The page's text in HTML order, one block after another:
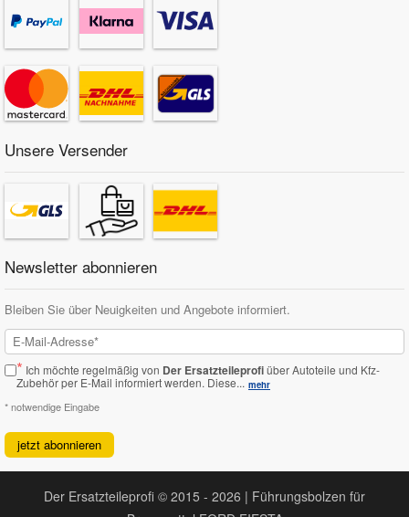
Unsere Versender
Newsletter abonnieren
Bleiben Sie über Neuigkeiten und Angebote informiert.
* Ich möchte regelmäßig von Der Ersatzteileprofiüber Autoteile und Kfz-
Zubehör per E-Mail informiert werden. Diese... mehr
* notwendige Eingabe
jetzt abonnieren
Der Ersatzteileprofi © 2015 - 2026 | Führungsbolzen für